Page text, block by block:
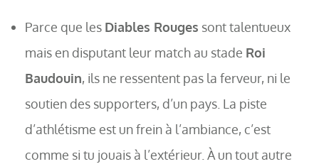
Parce que les Diables Rouges sont talentueux
mais en disputant leur match au stade Roi
Baudouin, ils ne ressentent pas la ferveur, ni le
soutien des supporters, d’un pays. La piste
d’athlétisme est un frein à l’ambiance, c’est
comme si tu jouais à l’extérieur. À un tout autre